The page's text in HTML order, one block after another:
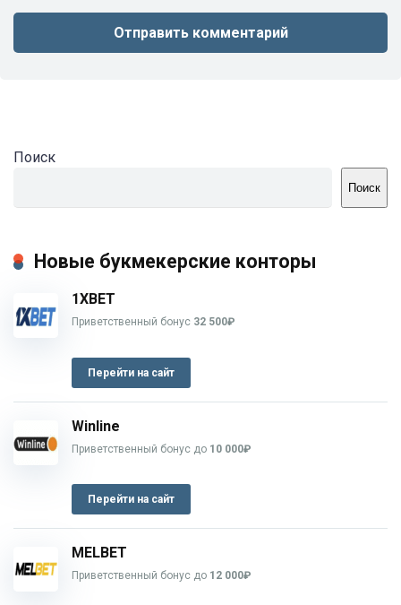
Поиск
Поиск
Новые букмекерские конторы
1XBET
Приветственный бонус 32 500₽
Перейти на сайт
Winline
Приветственный бонус до 10 000₽
Перейти на сайт
MELBET
Приветственный бонус до 12 000₽